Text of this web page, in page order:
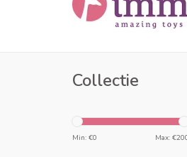
Collectie
Min: €0 Max: €